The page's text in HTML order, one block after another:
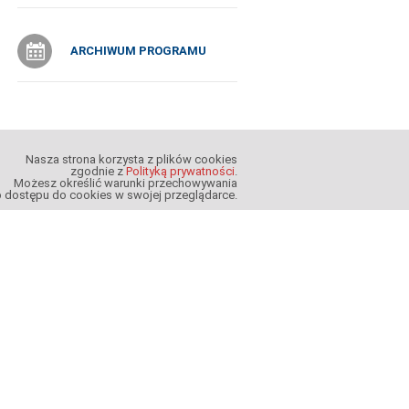
ARCHIWUM PROGRAMU
Nasza strona korzysta z plików cookies
zgodnie z Polityką prywatności
Możesz określić warunki przechowywania
dostępu do cookies w swojej przeglądarce.